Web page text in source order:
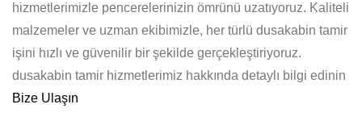
hizmetlerimizle pencerelerinizin ömrünü uzatıyoruz. Kaliteli
malzemeler ve uzman ekibimizle, her türlü dusakabin tamir
işini hızlı ve güvenilir bir şekilde gerçekleştiriyoruz.
dusakabin tamir hizmetlerimiz hakkında detaylı bilgi edinin
Bize Ulaşın